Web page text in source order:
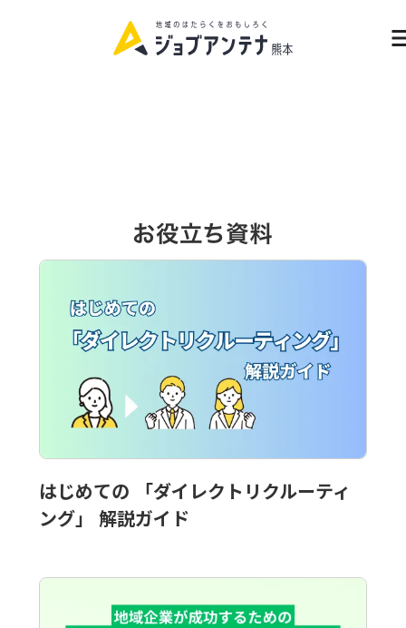
お役立ち資料
はじめての 「ダイレクトリクルーティ
ング」 解説ガイド